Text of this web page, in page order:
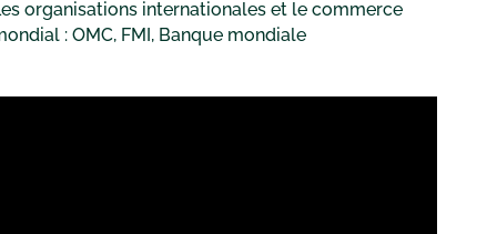
organisations internationales et le commerce
: OMC, FMI, Banque mondiale